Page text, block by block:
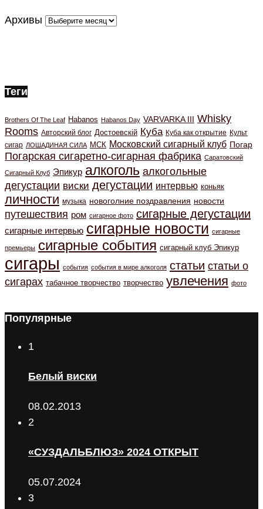
Архивы
Теги
Brothers Of The Leaf Habanos Habanos Day VARVARKA III Whisky
Rooms Авторский блог Достоевскiй Куба Куба как открытие Культ
сигар ЛОШАДИНАЯ СИЛА МСК Московский сигарный клуб Погар
Погарская сигаретно-сигарная фабрика Саратовский
Сигарный Клуб Эпикур алкоголь алкогольные
дегустации виски дегустации интервью коньяк
личности музыка новоголние поздравления новости
путешествия ром сигарное фото сигарные дегустации
сигарные интервью сигарные новости сигарные
премьеры сигарные события сигарный клуб Эпикур
сигары события события в мире алкоголя статьи статьи о
сигарах табачное творчество творчество увлечения фото
Популярные
1
Белый виски
08.02.2013
2
«СУЗДАЛЬБЛЮЗ» 2024 ОТКРЫТ
05.07.2024
3